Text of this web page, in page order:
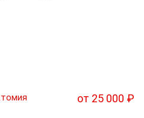
от 25 000 ₽